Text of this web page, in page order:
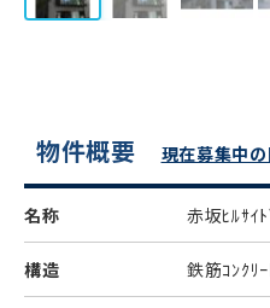
物件概要 現在募集中
名称 赤坂ﾋﾙｻｲ
構造 鉄筋ｺﾝｸﾘ